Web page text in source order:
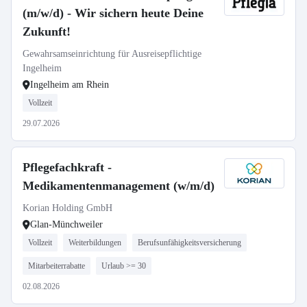
(m/w/d) - Wir sichern heute Deine
Zukunft!
Gewahrsamseinrichtung für Ausreisepflichtige
Ingelheim
Ingelheim am Rhein
Vollzeit
29.07.2026
Pflegefachkraft -
Medikamentenmanagement (w/m/d)
Korian Holding GmbH
Glan-Münchweiler
Vollzeit Weiterbildungen Berufsunfähigkeitsversicherung
Mitarbeiterrabatte Urlaub >= 30
02.08.2026